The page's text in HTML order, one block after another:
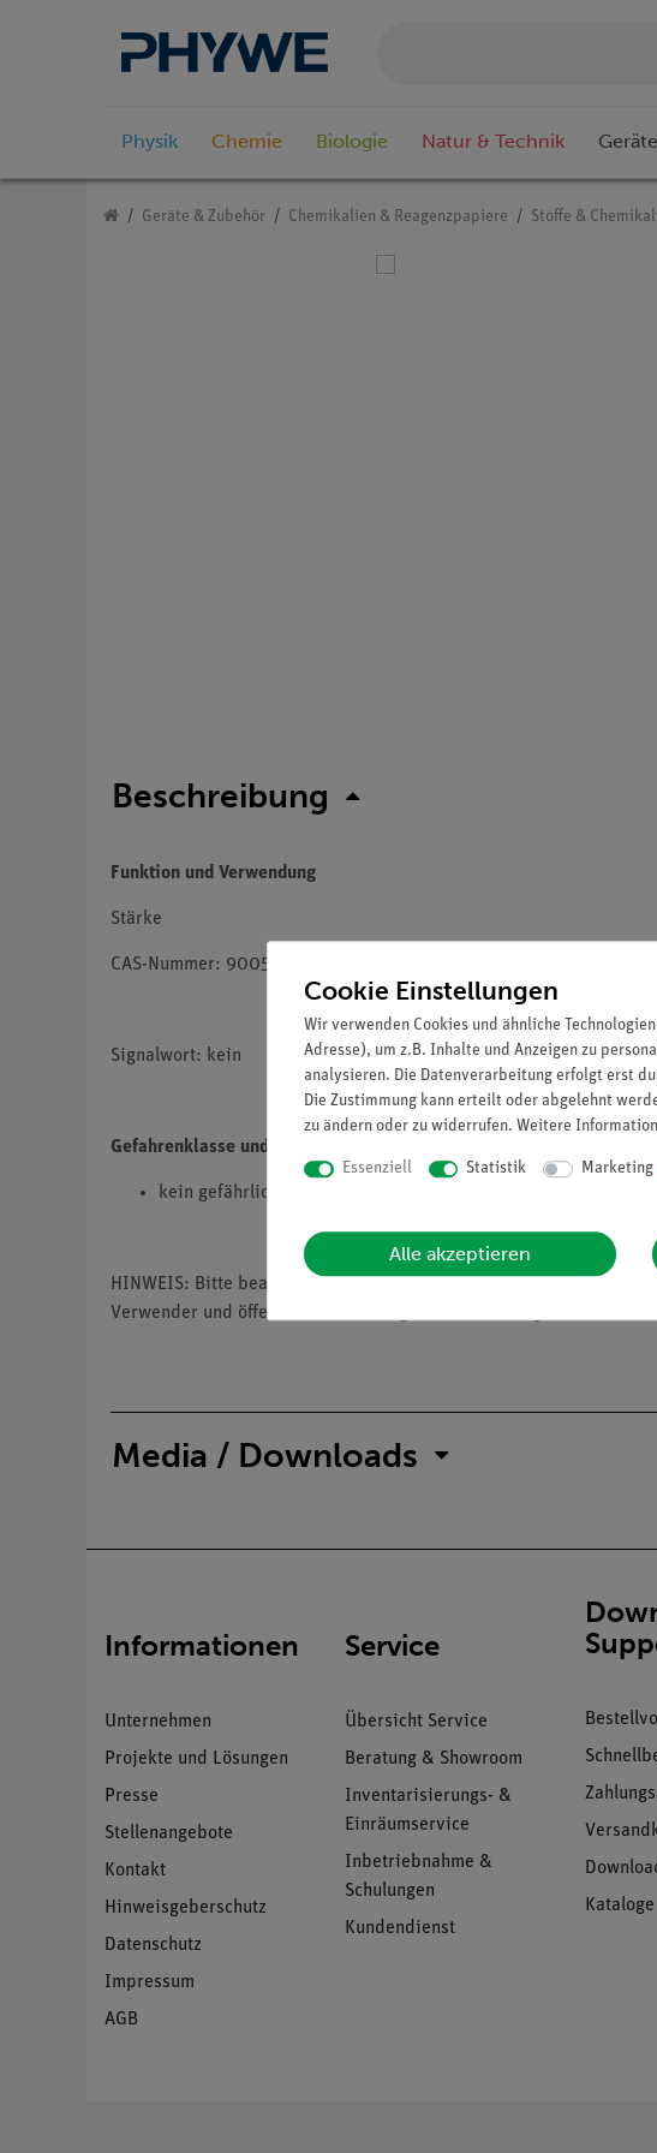
Physik Chemie Biologie Natur & Technik
Geräte & Zubehör Chemikalien & Reagenzpapiere Stoffe &
Beschreibung
Funktion und Verwendung
Stärke
CAS-Nummer: 9005-25-8
Signalwort: kein
Gefahrenklasse und Gefahrenkategorie
kein gefährlicher Stoff
HINWEIS: Bitte beachten sie, dass wir keine Chemikalien an
Verwender und öffentliche Forschungs-, Untersuchungs und
Media / Downloads
Informationen
Unternehmen
Projekte und Lösungen
Presse
Stellenangebote
Kontakt
Hinweisgeberschutz
Datenschutz
Impressum
AGB
Service
Übersicht Service
Beratung & Showroom
Inventarisierungs- &
Einräumservice
Inbetriebnahme &
Schulungen
Kundendienst
Kataloge
Cookie Einstellungen
Wir verwenden Cookies und ähnliche
Adresse), um z.B. Inhalte und Anzeigen zu
analysieren. Die Datenverarbeitung erfolgt erst
Die Zustimmung kann erteilt oder abgelehnt
zu ändern oder zu widerrufen. Weitere
Essenziell Statistik Marketing
Alle akzeptieren